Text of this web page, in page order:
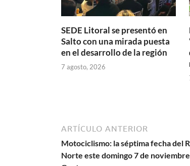
SEDE Litoral se presentó en
Salto con una mirada puesta
en el desarrollo de la región
7 agosto, 2026
ARTÍCULO ANTERIOR
Motociclismo: la séptima fecha del
Norte este domingo 7 de